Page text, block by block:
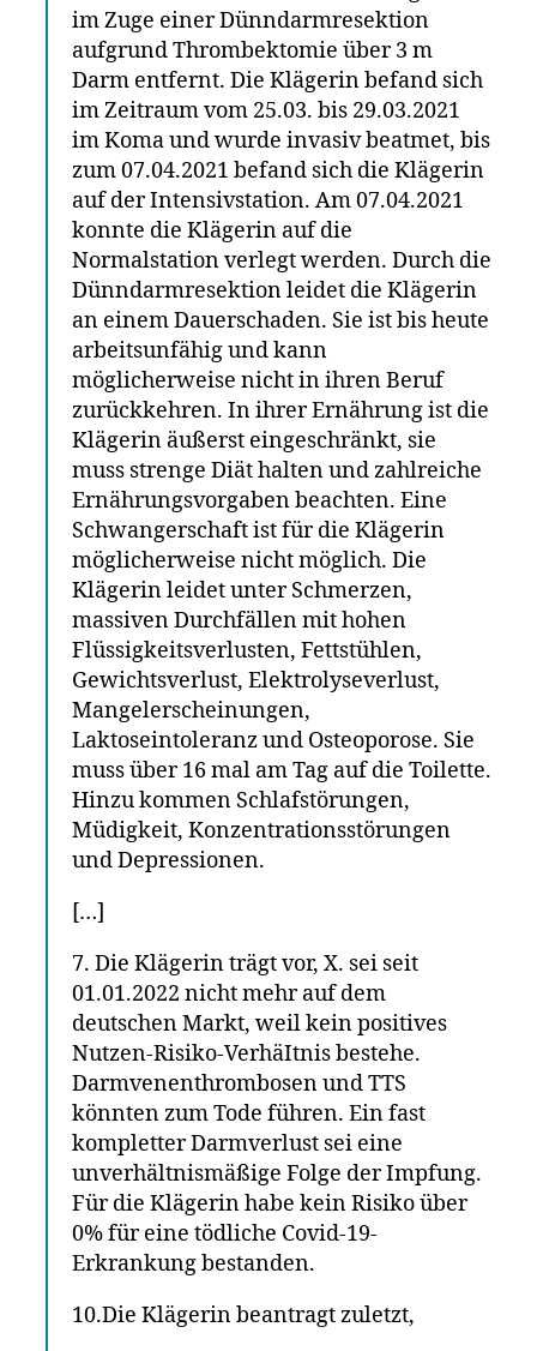
im Zuge einer Dünndarmresektion
aufgrund Thrombektomie über 3 m
Darm entfernt. Die Klägerin befand sich
im Zeitraum vom 25.03. bis 29.03.2021
im Koma und wurde invasiv beatmet, bis
zum 07.04.2021 befand sich die Klägerin
auf der Intensivstation. Am 07.04.2021
konnte die Klägerin auf die
Normalstation verlegt werden. Durch die
Dünndarmresektion leidet die Klägerin
an einem Dauerschaden. Sie ist bis heute
arbeitsunfähig und kann
möglicherweise nicht in ihren Beruf
zurückkehren. In ihrer Ernährung ist die
Klägerin äußerst eingeschränkt, sie
muss strenge Diät halten und zahlreiche
Ernährungsvorgaben beachten. Eine
Schwangerschaft ist für die Klägerin
möglicherweise nicht möglich. Die
Klägerin leidet unter Schmerzen,
massiven Durchfällen mit hohen
Flüssigkeitsverlusten, Fettstühlen,
Gewichtsverlust, Elektrolyseverlust,
Mangelerscheinungen,
Laktoseintoleranz und Osteoporose. Sie
muss über 16 mal am Tag auf die Toilette.
Hinzu kommen Schlafstörungen,
Müdigkeit, Konzentrationsstörungen
und Depressionen.
[…]
7. Die Klägerin trägt vor, X. sei seit
01.01.2022 nicht mehr auf dem
deutschen Markt, weil kein positives
Nutzen-Risiko-VerhäItnis bestehe.
Darmvenenthrombosen und TTS
könnten zum Tode führen. Ein fast
kompletter Darmverlust sei eine
unverhältnismäßige Folge der Impfung.
Für die Klägerin habe kein Risiko über
0% für eine tödliche Covid-19-
Erkrankung bestanden.
10.Die Klägerin beantragt zuletzt,